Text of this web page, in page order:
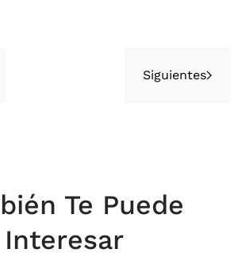
Siguientes
Te Puede
Interesar